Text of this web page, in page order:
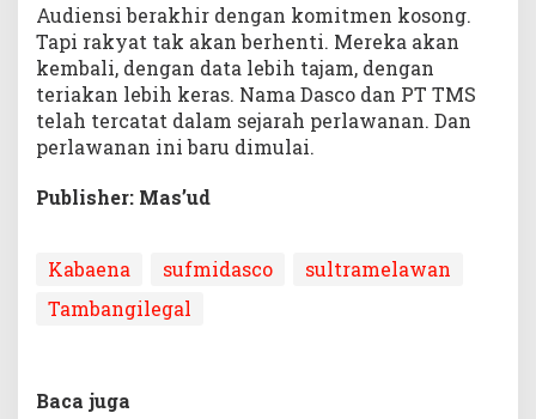
Audiensi berakhir dengan komitmen kosong.
Tapi rakyat tak akan berhenti. Mereka akan
kembali, dengan data lebih tajam, dengan
teriakan lebih keras. Nama Dasco dan PT TMS
telah tercatat dalam sejarah perlawanan. Dan
perlawanan ini baru dimulai.
Publisher: Mas’ud
Kabaena sufmidasco
sultramelawan
Tambangilegal
Baca juga